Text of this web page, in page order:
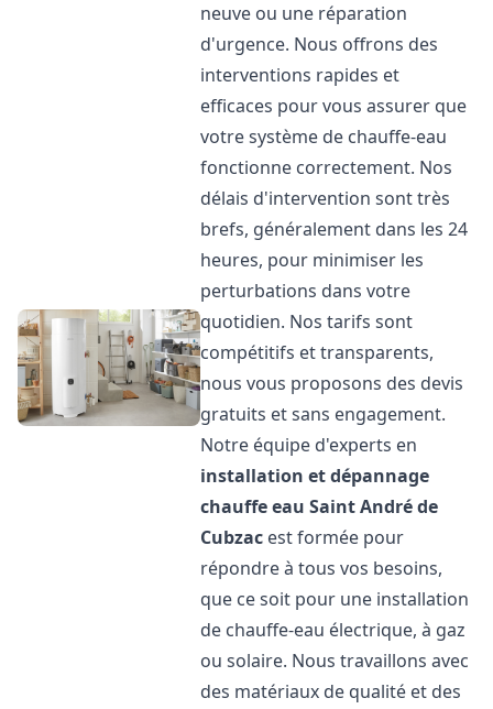
neuve ou une réparation
d'urgence. Nous offrons des
interventions rapides et
efficaces pour vous assurer que
votre système de chauffe-eau
fonctionne correctement. Nos
délais d'intervention sont très
brefs, généralement dans les 24
heures, pour minimiser les
perturbations dans votre
quotidien. Nos tarifs sont
compétitifs et transparents,
nous vous proposons des devis
gratuits et sans engagement.
Notre équipe d'experts en
installation et dépannage
chauffe eau Saint André de
Cubzac est formée pour
répondre à tous vos besoins,
que ce soit pour une installation
de chauffe-eau électrique, à gaz
ou solaire. Nous travaillons avec
des matériaux de qualité et des